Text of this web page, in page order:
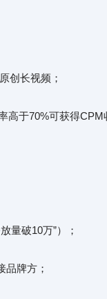
创长视频；
于70%可获得CPM
量破10万”）；
品牌方；